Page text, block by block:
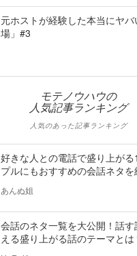
元ホストが経験した本当にヤ
場」#3
モテノウハウの
人気記事ランキング
人気のあった記事ランキング
好きな人との電話で盛り上が
プルにもおすすめの会話ネタを
あんぬ姐
会話のネタ一覧を大公開！話
える盛り上がる話のテーマとは